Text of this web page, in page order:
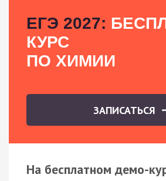
ЕГЭ 2027:
КУРС
ПО ХИМИИ
ЗАПИСАТЬСЯ
На бесплатном демо-